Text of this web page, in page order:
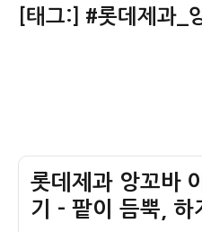
[태그:] #롯데제과_
롯데제과 앙꼬바
기 – 팥이 듬뿍,